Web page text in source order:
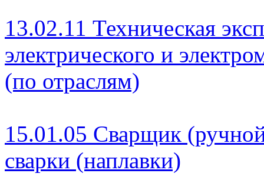
13.02.11 Техническая
электрического и
(по отраслям)
15.01.05 Сварщик
сварки (наплавки)